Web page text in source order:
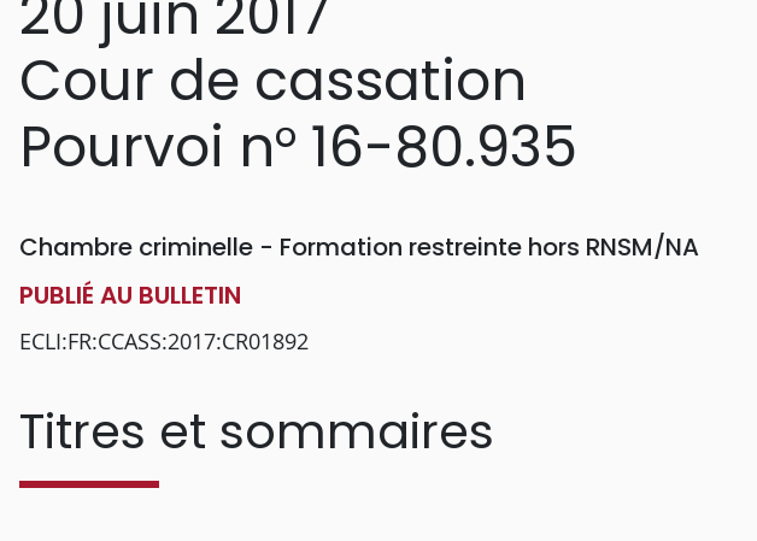
Cour de cassation
Pourvoi n° 16-80.935
Chambre criminelle - Formation restreinte hors RNSM/NA
PUBLIÉ AU BULLETIN
ECLI:FR:CCASS:2017:CR01892
Titres et sommaires